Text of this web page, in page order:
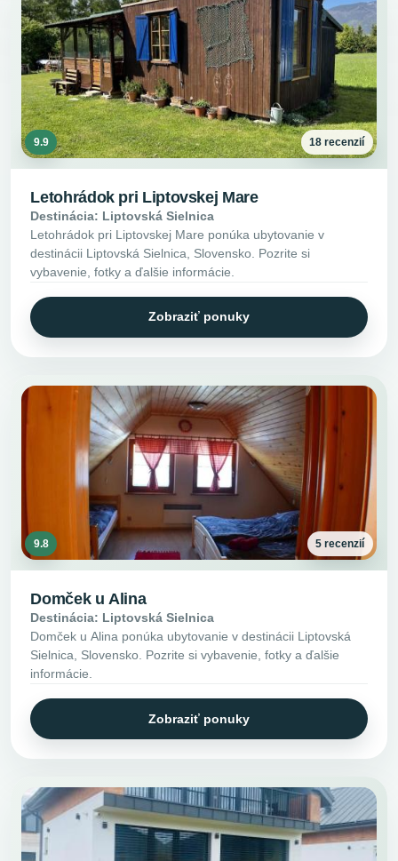
9.9 18 recenzií
Letohrádok pri Liptovskej Mare
Destinácia: Liptovská Sielnica
Letohrádok pri Liptovskej Mare ponúka ubytovanie v
destinácii Liptovská Sielnica, Slovensko. Pozrite si
vybavenie, fotky a ďalšie informácie.
Zobraziť ponuky
9.8 5 recenzií
Domček u Alina
Destinácia: Liptovská Sielnica
Domček u Alina ponúka ubytovanie v destinácii Liptovská
Sielnica, Slovensko. Pozrite si vybavenie, fotky a ďalšie
informácie.
Zobraziť ponuky